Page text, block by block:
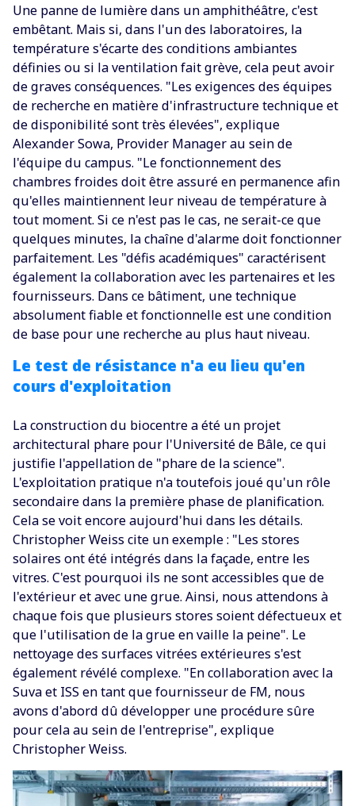
Une panne de lumière dans un amphithéâtre, c'est
embêtant. Mais si, dans l'un des laboratoires, la
température s'écarte des conditions ambiantes
définies ou si la ventilation fait grève, cela peut avoir
de graves conséquences. "Les exigences des équipes
de recherche en matière d'infrastructure technique et
de disponibilité sont très élevées", explique
Alexander Sowa, Provider Manager au sein de
l'équipe du campus. "Le fonctionnement des
chambres froides doit être assuré en permanence afin
qu'elles maintiennent leur niveau de température à
tout moment. Si ce n'est pas le cas, ne serait-ce que
quelques minutes, la chaîne d'alarme doit fonctionner
parfaitement. Les "défis académiques" caractérisent
également la collaboration avec les partenaires et les
fournisseurs. Dans ce bâtiment, une technique
absolument fiable et fonctionnelle est une condition
de base pour une recherche au plus haut niveau.
Le test de résistance n'a eu lieu qu'en
cours d'exploitation
La construction du biocentre a été un projet
architectural phare pour l'Université de Bâle, ce qui
justifie l'appellation de "phare de la science".
L'exploitation pratique n'a toutefois joué qu'un rôle
secondaire dans la première phase de planification.
Cela se voit encore aujourd'hui dans les détails.
Christopher Weiss cite un exemple : "Les stores
solaires ont été intégrés dans la façade, entre les
vitres. C'est pourquoi ils ne sont accessibles que de
l'extérieur et avec une grue. Ainsi, nous attendons à
chaque fois que plusieurs stores soient défectueux et
que l'utilisation de la grue en vaille la peine". Le
nettoyage des surfaces vitrées extérieures s'est
également révélé complexe. "En collaboration avec la
Suva et ISS en tant que fournisseur de FM, nous
avons d'abord dû développer une procédure sûre
pour cela au sein de l'entreprise", explique
Christopher Weiss.